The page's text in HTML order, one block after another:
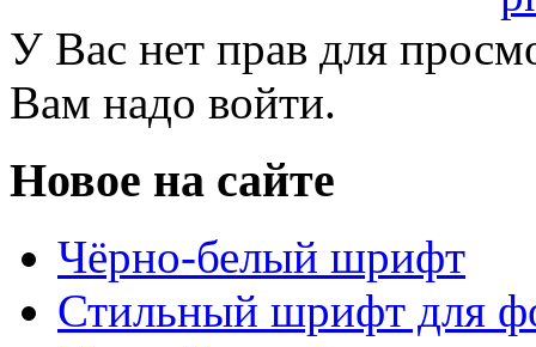
У Вас нет прав для
Вам надо войти.
Новое на сайте
Чёрно-белый шрифт
Стильный шрифт для